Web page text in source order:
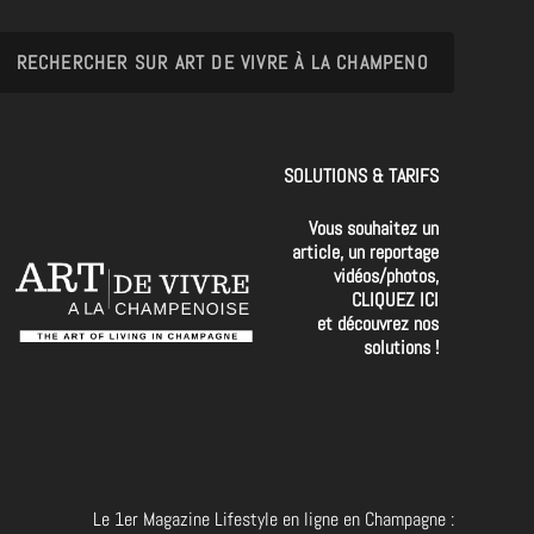
SOLUTIONS & TARIFS
Vous souhaitez un
article, un reportage
vidéos/photos,
CLIQUEZ ICI
et découvrez nos
solutions !
Le 1er Magazine Lifestyle en ligne en Champagne :